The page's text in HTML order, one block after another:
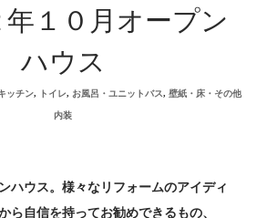
年１０月オープン
ハウス
ッチン, トイレ, お風呂・ユニットバス, 壁紙・床・その他
内装
ハウス。様々なリフォームのアイディ
ら自信を持ってお勧めできるもの、